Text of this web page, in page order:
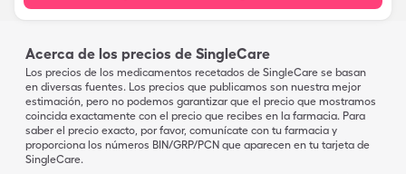
Acerca de los precios de SingleCare
Los precios de los medicamentos recetados de SingleCare se basan
en diversas fuentes. Los precios que publicamos son nuestra mejor
estimación, pero no podemos garantizar que el precio que mostramos
coincida exactamente con el precio que recibes en la farmacia. Para
saber el precio exacto, por favor, comunícate con tu farmacia y
proporciona los números BIN/GRP/PCN que aparecen en tu tarjeta de
SingleCare.